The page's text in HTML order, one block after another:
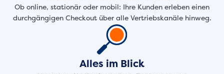
Ob online, stationär oder mobil: Ihre Kunden erleben einen
durchgängigen Checkout über alle Vertriebskanäle hinweg.
Alles im Blick